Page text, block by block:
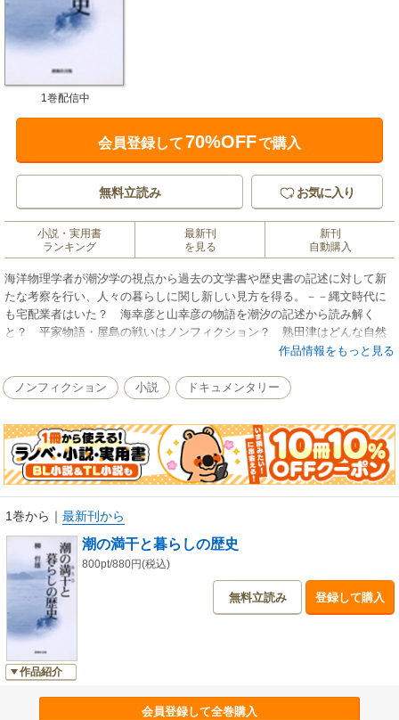
1巻配信中
会員登録して70%OFFで購入
無料立読み お気に入り
小説・実用書
ランキング
最新刊
を見る
新刊
自動購入
海洋物理学者が潮汐学の視点から過去の文学書や歴史書の記述に対して新
たな考察を行い、人々の暮らしに関し新しい見方を得る。－－縄文時代に
も宅配業者はいた？ 海幸彦と山幸彦の物語を潮汐の記述から読み解く
と？ 平家物語・屋島の戦いはノンフィクション？ 熟田津はどんな自然
条件のもとに詠まれたか？ 村上水軍が持っていた潮汐・潮流の知識と
される。
※この商品は紙の書籍のページを画像にした電子書籍です。文字だけを拡
より、ご購入前にお手持ちの端末での表示をご確認ください。
作品情報をもっと見る
ノンフィクション 小説 ドキュメンタリー
1巻から ｜ 最新刊から
作品紹介
潮の満干と暮らしの歴史
800pt/880円(税込)
無料立読み 登録して購入
会員登録して全巻購入